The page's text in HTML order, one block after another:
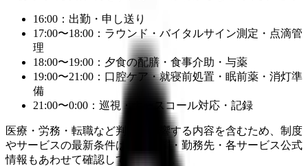
16:00：出勤・申し送り
17:00〜18:00：ラウンド・バイタルサイン測定・点滴管
理
18:00〜19:00：夕食の配膳・食事介助・与薬
19:00〜21:00：口腔ケア・就寝前処置・眠前薬・消灯準
備
21:00〜0:00：巡視・ナースコール対応・記録
医療・労務・転職など判断に影響する内容を含むため、制度
やサービスの最新条件は公的機関・勤務先・各サービス公式
情報もあわせて確認してください。